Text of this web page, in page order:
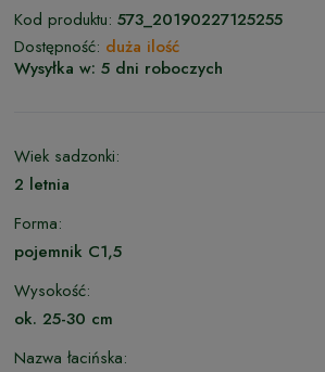
Kod produktu: 573_20190227125255
Dostępność: duża ilość
Wysyłka w: 5 dni roboczych
Wiek sadzonki:
2 letnia
Forma:
pojemnik C1,5
Wysokość:
ok. 25-30 cm
Nazwa łacińska: